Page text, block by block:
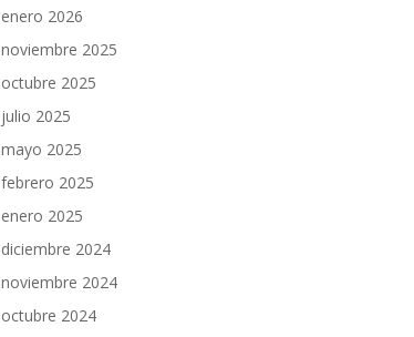
enero 2026
noviembre 2025
octubre 2025
julio 2025
mayo 2025
febrero 2025
enero 2025
diciembre 2024
noviembre 2024
octubre 2024